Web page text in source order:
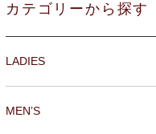
カテゴリーから探す
LADIES
MEN’S